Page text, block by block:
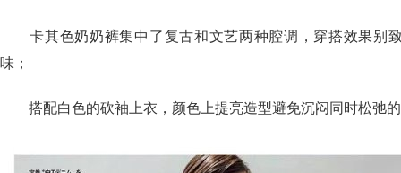
卡其色奶奶裤集中了复古和文艺两种腔调，穿搭效果别
味；
搭配白色的砍袖上衣，颜色上提亮造型避免沉闷同时松弛